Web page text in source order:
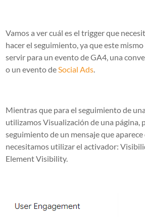
Vamos a ver cuál es el trigger que
hacer el seguimiento, ya que este
servir para un evento de GA4, una
o un evento deSocial Ads.
Mientras que para el seguimiento de
utilizamos Visualización de una página,
seguimiento de un mensaje que
necesitamos utilizar el activador:
Element Visibility.